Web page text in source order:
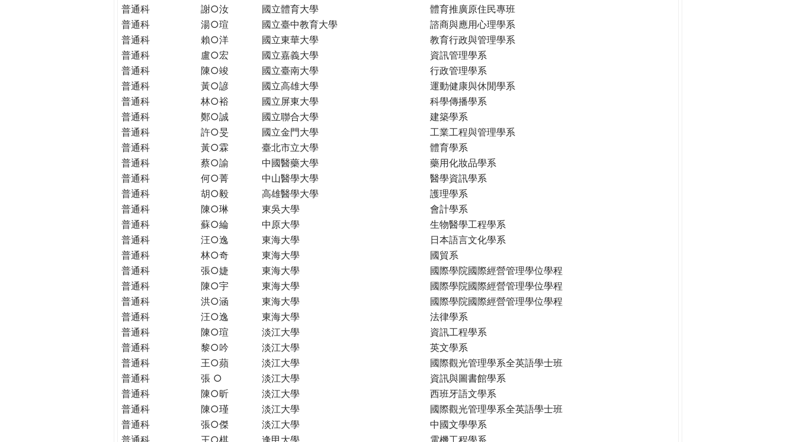
普通科
謝○汝 國立體育大學
體育推廣原住民專班
普通科
湯○瑄 國立臺中教育大學
諮商與應用心理學系
普通科
賴○洋 國立東華大學
教育行政與管理學系
普通科
盧○宏 國立嘉義大學
資訊管理學系
普通科
陳○竣 國立臺南大學
行政管理學系
普通科
黃○諺 國立高雄大學
運動健康與休閒學系
普通科
林○裕 國立屏東大學
科學傳播學系
普通科
鄭○誠 國立聯合大學
建築學系
普通科
許○旻 國立金門大學
工業工程與管理學系
普通科
黃○霖 臺北市立大學
體育學系
普通科
蔡○諭 中國醫藥大學
藥用化妝品學系
普通科
何○菁 中山醫學大學
醫學資訊學系
普通科
胡○毅 高雄醫學大學
護理學系
普通科
陳○琳 東吳大學
會計學系
普通科
蘇○綸 中原大學
生物醫學工程學系
普通科
汪○逸 東海大學
日本語言文化學系
普通科
林○奇 東海大學
國貿系
普通科
張○婕 東海大學
國際學院國際經營管理學位學程
普通科
陳○宇 東海大學
國際學院國際經營管理學位學程
普通科
洪○涵 東海大學
國際學院國際經營管理學位學程
普通科
汪○逸 東海大學
法律學系
普通科
陳○瑄 淡江大學
資訊工程學系
普通科
黎○吟 淡江大學
英文學系
普通科
王○蘋 淡江大學
國際觀光管理學系全英語學士班
普通科
張 ○ 淡江大學
資訊與圖書館學系
普通科
陳○昕 淡江大學
西班牙語文學系
普通科
陳○瑾 淡江大學
國際觀光管理學系全英語學士班
普通科
張○傑 淡江大學
中國文學學系
普通科
王○棋 逢甲大學
電機工程學系